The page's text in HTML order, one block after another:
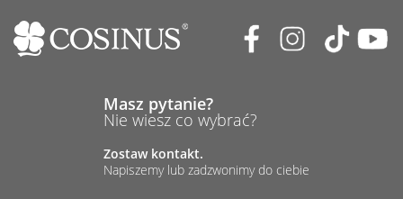
Masz pytanie?
Nie wiesz co wybrać?
Zostaw kontakt.
Napiszemy lub zadzwonimy do ciebie